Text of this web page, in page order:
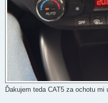
Ďakujem teda CAT5 za ochotu